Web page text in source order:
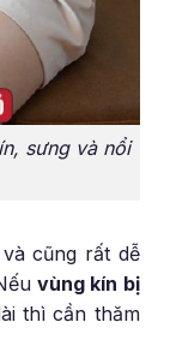
sưng và nổi
cũng rất dễ
vùng kín bị
thì cần thăm